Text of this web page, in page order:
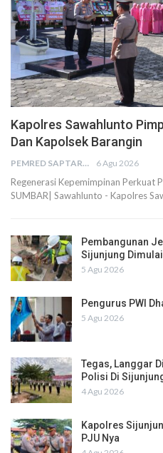
Kapolres Sawahlunto
Dan Kapolsek Barangin
PEMRED SAPTARIUS 6 Agu 2026
Regenerasi Kepemimpinan Perkuat
SUMBAR| Sawahlunto - Kapolres
Pembangunan
Sijunjung
5 Agu 2026
Pengurus PWI
5 Agu 2026
Tegas, Langgar
Polisi Di
4 Agu 2026
Kapolres
PJU Nya